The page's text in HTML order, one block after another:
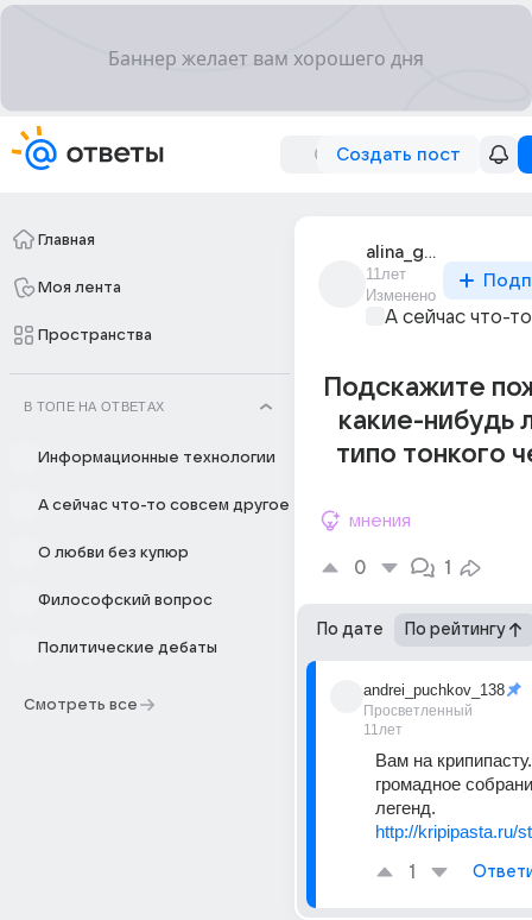
Создать пост
Главная
Моя лента
Пространства
В ТОПЕ НА ОТВЕТАХ
Информационные технологии
А сейчас что-то совсем другое
О любви без купюр
Философский вопрос
Политические дебаты
Смотреть все
alina_gorunova_3
11лет
Изменено
А сейчас что-
Подскажите
какие-нибудь
типо тонкого
мнения
0 1
По дате По рейтингу
andrei_puchkov_138
Просветленный
11лет
Вам на
громадное
легенд.
http://kripipasta.ru/
1